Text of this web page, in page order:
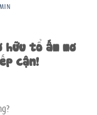
tổ ấm mơ
cận!